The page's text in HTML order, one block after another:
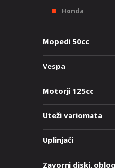
Honda
Mopedi 50cc
Vespa
Motorji 125cc
Uteži variomata
Uplinjači
Zavorni diski,